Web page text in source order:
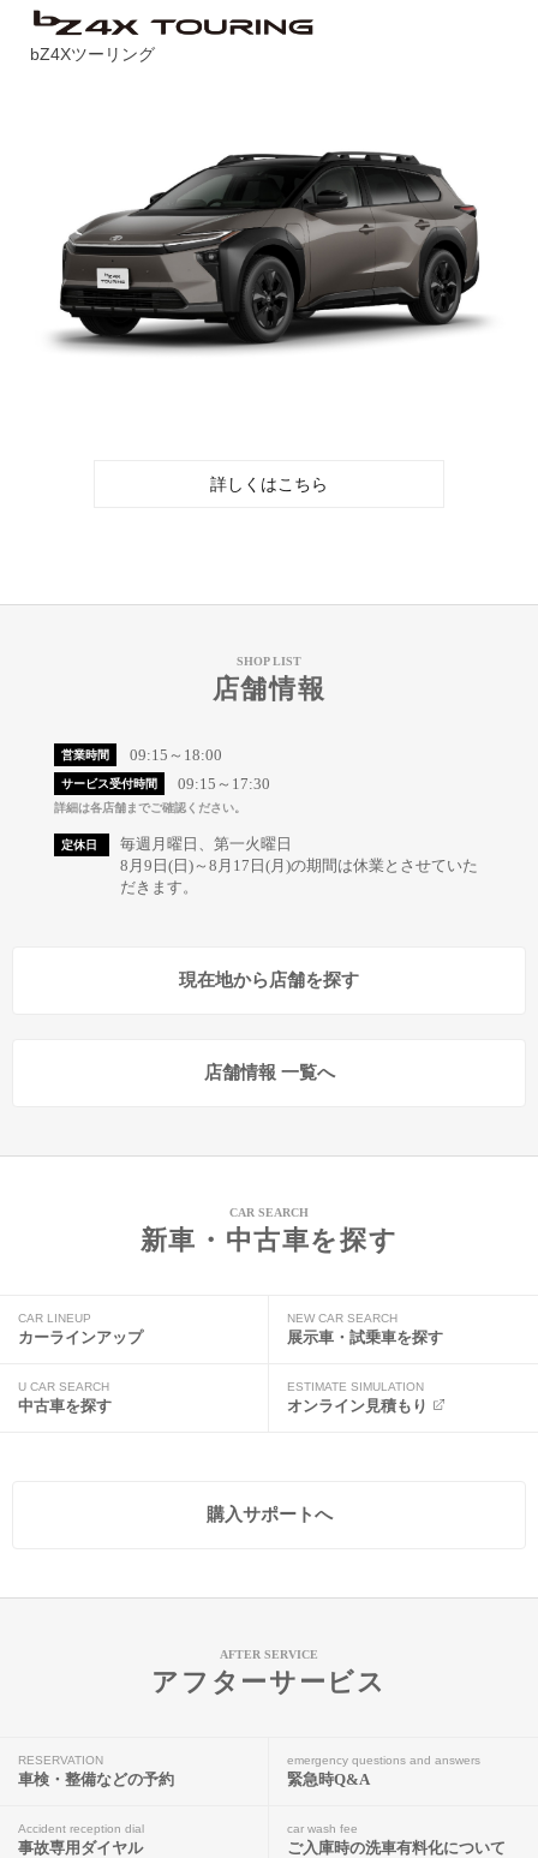
bZ4Xツーリング
詳しくはこちら
SHOP LIST
店舗情報
営業時間 09:15～18:00
サービス受付時間 09:15～17:30
詳細は各店舗までご確認ください。
定休日
毎週月曜日、第一火曜日
8月9日(日)～8月17日(月)の期間は休業とさせていた
だきます。
現在地から店舗を探す
店舗情報 一覧へ
CAR SEARCH
新車・中古車を探す
CAR LINEUP
カーラインアップ
NEW CAR SEARCH
展示車・試乗車を探す
U CAR SEARCH
中古車を探す
ESTIMATE SIMULATION
オンライン見積もり
購入サポートへ
AFTER SERVICE
アフターサービス
RESERVATION
車検・整備などの予約
emergency questions and answers
緊急時Q&A
Accident reception dial
事故専用ダイヤル
car wash fee
ご入庫時の洗車有料化について